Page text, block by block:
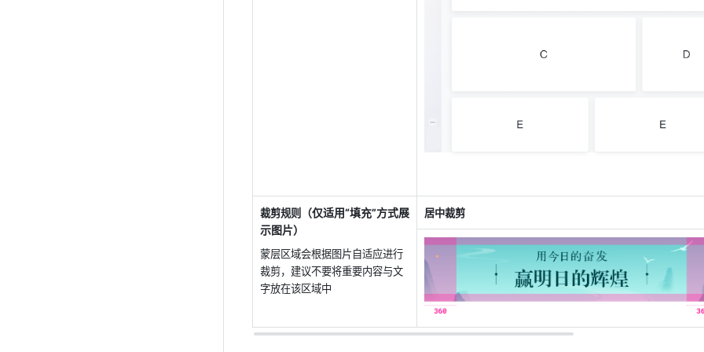
裁剪规则
（仅适用“填充”方式展
示图片）
蒙层区域会根据图片自适应进行
裁剪，建议不要将重要内容与文
字放在该区域中
居中裁剪